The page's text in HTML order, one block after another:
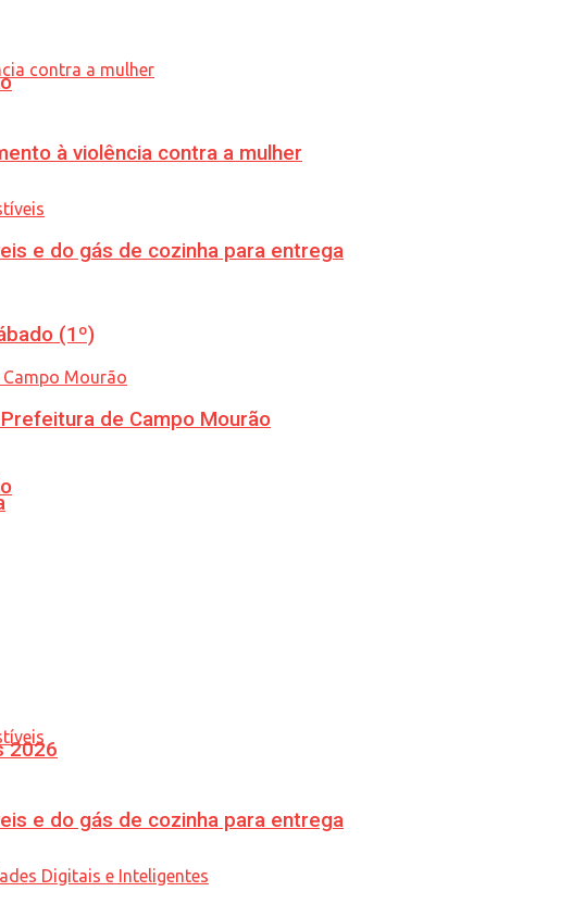
à violência contra a mulher
e do gás de cozinha para entrega
e do gás de cozinha para entrega
(1º)
de Campo Mourão
2026